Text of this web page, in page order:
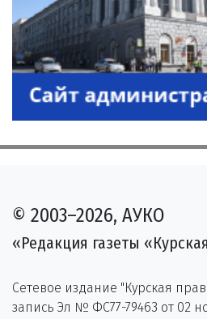
© 2003–2026, АУКО
«Редакция газеты
Сетевое издание "Курская
запись Эл № ФС77-79463 от 02